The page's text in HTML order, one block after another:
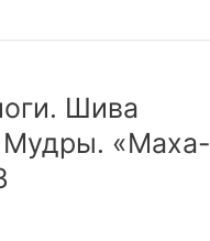
Шива
Мудры. «Маха-